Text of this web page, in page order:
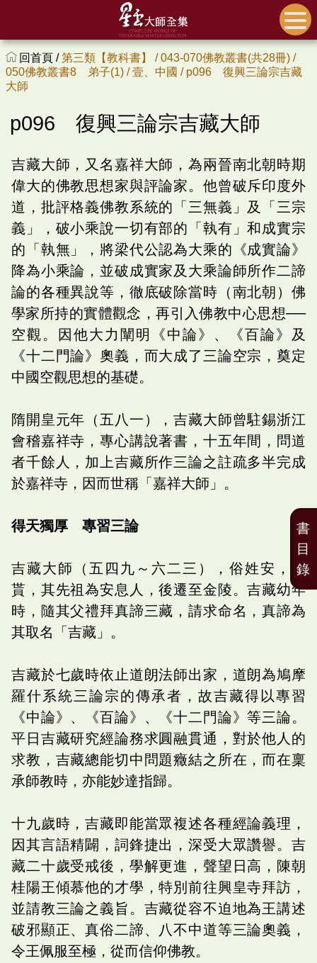
回首頁 /第三類【教科書】 /043-070佛教叢書(共28冊) /
050佛教叢書8 弟子(1) /壹、中國 / p096 復興三論宗吉藏
大師
p096 復興三論宗吉藏大師
吉藏大師，又名嘉祥大師，為兩晉南北朝時期
偉大的佛教思想家與評論家。他曾破斥印度外
道，批評格義佛教系統的「三無義」及「三宗
義」，破小乘說一切有部的「執有」和成實宗
的「執無」，將梁代公認為大乘的《成實論》
降為小乘論，並破成實家及大乘論師所作二諦
論的各種異說等，徹底破除當時（南北朝）佛
學家所持的實體觀念，再引入佛教中心思想──
空觀。因他大力闡明《中論》、《百論》及
《十二門論》奧義，而大成了三論空宗，奠定
中國空觀思想的基礎。
隋開皇元年（五八一），吉藏大師曾駐錫浙江
會稽嘉祥寺，專心講說著書，十五年間，問道
者千餘人，加上吉藏所作三論之註疏多半完成
於嘉祥寺，因而世稱「嘉祥大師」。
得天獨厚 專習三論
吉藏大師（五四九～六二三），俗姓安，名
貰，其先祖為安息人，後遷至金陵。吉藏幼年
時，隨其父禮拜真諦三藏，請求命名，真諦為
其取名「吉藏」。
吉藏於七歲時依止道朗法師出家，道朗為鳩摩
羅什系統三論宗的傳承者，故吉藏得以專習
《中論》、《百論》、《十二門論》等三論。
平日吉藏研究經論務求圓融貫通，對於他人的
求教，吉藏總能切中問題癥結之所在，而在稟
承師教時，亦能妙達指歸。
十九歲時，吉藏即能當眾複述各種經論義理，
因其言語精闢，詞鋒捷出，深受大眾讚譽。吉
藏二十歲受戒後，學解更進，聲望日高，陳朝
桂陽王傾慕他的才學，特別前往興皇寺拜訪，
並請教三論之義旨。吉藏從容不迫地為王講述
破邪顯正、真俗二諦、八不中道等三論奧義，
令王佩服至極，從而信仰佛教。
書
目
錄